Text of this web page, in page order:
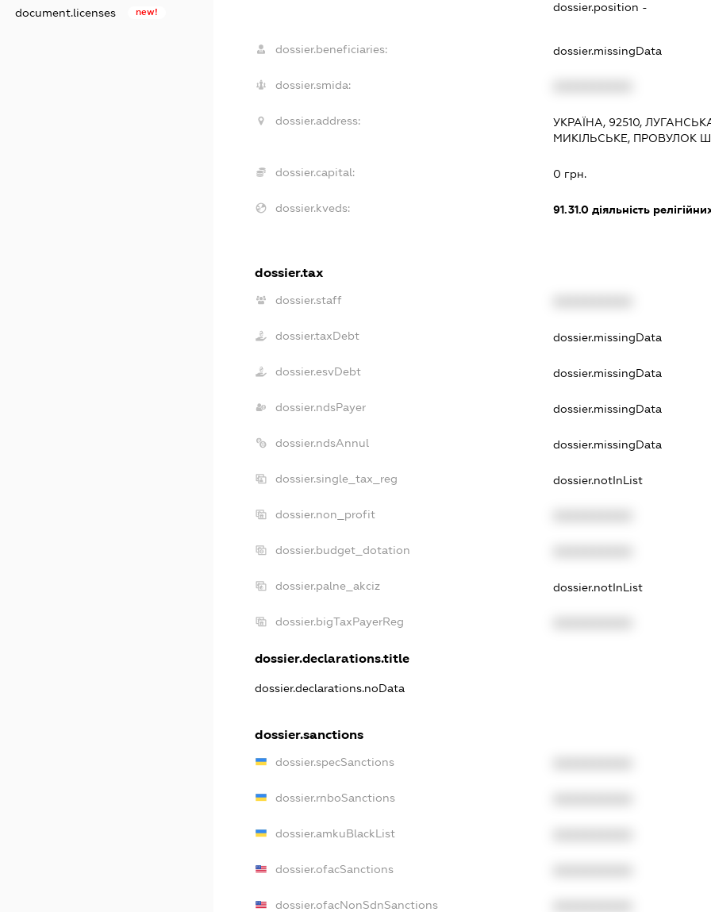
document.licenses new!
dossier.position -
dossier.beneficiaries: dossier.missingData
dossier.smida:
dossier.address:
УКРАЇНА, 92510,
МИКІЛЬСЬКЕ, ПРОВУЛОК
dossier.capital: 0 грн.
dossier.kveds: 91.31.0 діяльність
dossier.tax
dossier.staff
dossier.taxDebt dossier.missingData
dossier.esvDebt dossier.missingData
dossier.ndsPayer dossier.missingData
dossier.ndsAnnul dossier.missingData
dossier.single_tax_reg dossier.notInList
dossier.non_profit
dossier.budget_dotation
dossier.palne_akciz dossier.notInList
dossier.bigTaxPayerReg
dossier.declarations.title
dossier.declarations.noData
dossier.sanctions
dossier.specSanctions
dossier.rnboSanctions
dossier.amkuBlackList
dossier.ofacSanctions
dossier.ofacNonSdnSanctions